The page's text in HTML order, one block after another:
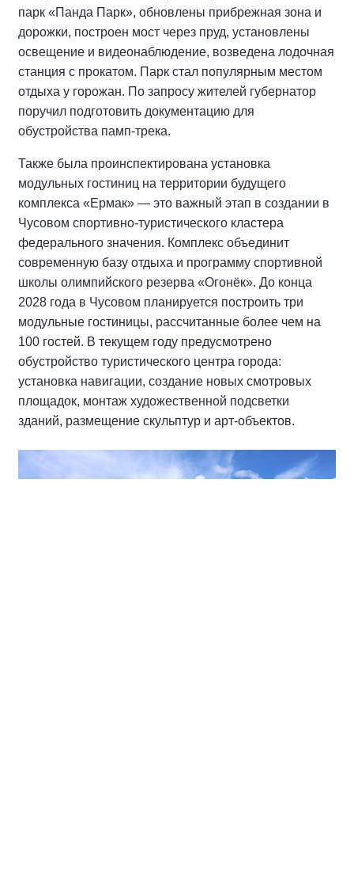
парк «Панда Парк», обновлены прибрежная зона и
дорожки, построен мост через пруд, установлены
освещение и видеонаблюдение, возведена лодочная
станция с прокатом. Парк стал популярным местом
отдыха у горожан. По запросу жителей губернатор
поручил подготовить документацию для
обустройства памп-трека.
Также была проинспектирована установка
модульных гостиниц на территории будущего
комплекса «Ермак» — это важный этап в создании в
Чусовом спортивно-туристического кластера
федерального значения. Комплекс объединит
современную базу отдыха и программу спортивной
школы олимпийского резерва «Огонёк». До конца
2028 года в Чусовом планируется построить три
модульные гостиницы, рассчитанные более чем на
100 гостей. В текущем году предусмотрено
обустройство туристического центра города:
установка навигации, создание новых смотровых
площадок, монтаж художественной подсветки
зданий, размещение скульптур и арт-объектов.